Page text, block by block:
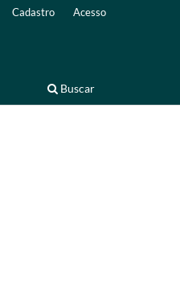
Buscar
Cadastro Acesso